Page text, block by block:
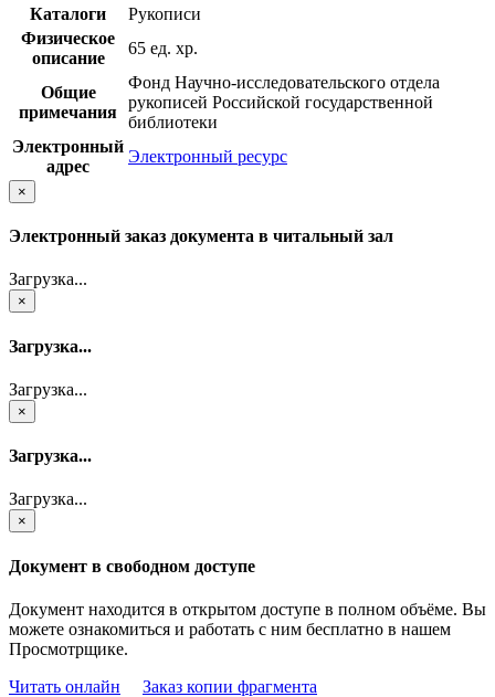
Каталоги
Рукописи
Физическое
описание
65 ед. хр.
Общие
примечания
Фонд Научно-исследовательского отдела
рукописей Российской государственной
библиотеки
Электронный
адрес
Электронный ресурс
×
Электронный заказ документа в читальный зал
Загрузка...
×
Загрузка...
Загрузка...
×
Загрузка...
Загрузка...
×
Документ в свободном доступе
Документ находится в открытом доступе в полном объёме. Вы
можете ознакомиться и работать с ним бесплатно в нашем
Просмотрщике.
Читать онлайн
Заказ копии фрагмента